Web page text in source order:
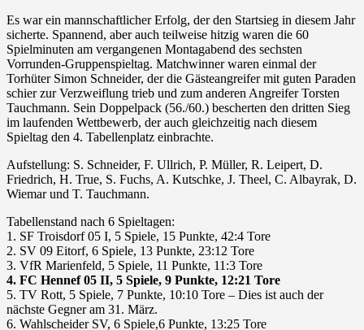
Es war ein mannschaftlicher Erfolg, der den Startsieg in diesem Jahr
sicherte. Spannend, aber auch teilweise hitzig waren die 60
Spielminuten am vergangenen Montagabend des sechsten
Vorrunden-Gruppenspieltag. Matchwinner waren einmal der
Torhüter Simon Schneider, der die Gästeangreifer mit guten Paraden
schier zur Verzweiflung trieb und zum anderen Angreifer Torsten
Tauchmann. Sein Doppelpack (56./60.) bescherten den dritten Sieg
im laufenden Wettbewerb, der auch gleichzeitig nach diesem
Spieltag den 4. Tabellenplatz einbrachte.
Aufstellung: S. Schneider, F. Ullrich, P. Müller, R. Leipert, D.
Friedrich, H. True, S. Fuchs, A. Kutschke, J. Theel, C. Albayrak, D.
Wiemar und T. Tauchmann.
Tabellenstand nach 6 Spieltagen:
1. SF Troisdorf 05 I, 5 Spiele, 15 Punkte, 42:4 Tore
2. SV 09 Eitorf, 6 Spiele, 13 Punkte, 23:12 Tore
3. VfR Marienfeld, 5 Spiele, 11 Punkte, 11:3 Tore
4. FC Hennef 05 II, 5 Spiele, 9 Punkte, 12:21 Tore
5. TV Rott, 5 Spiele, 7 Punkte, 10:10 Tore – Dies ist auch der
nächste Gegner am 31. März.
6. Wahlscheider SV, 6 Spiele,6 Punkte, 13:25 Tore